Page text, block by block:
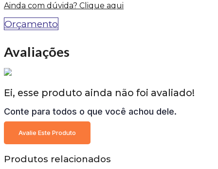
Ainda com dúvida? Clique aqui
Orçamento
Avaliações
Ei, esse produto ainda não foi avaliado!
Conte para todos o que você achou dele.
Avalie Este Produto
Produtos relacionados